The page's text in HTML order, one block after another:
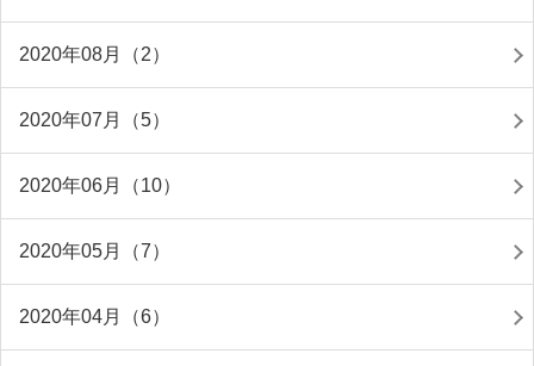
2020年08月（2）
2020年07月（5）
2020年06月（10）
2020年05月（7）
2020年04月（6）